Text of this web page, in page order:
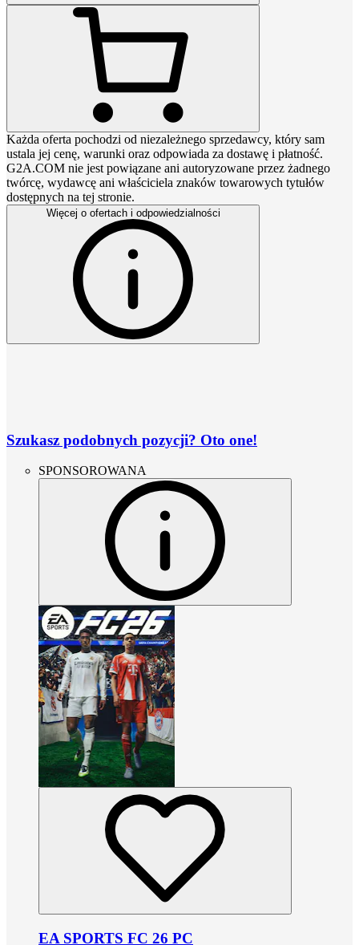
Każda oferta pochodzi od niezależnego sprzedawcy, który sam
ustala jej cenę, warunki oraz odpowiada za dostawę i płatność.
G2A.COM nie jest powiązane ani autoryzowane przez żadnego
twórcę, wydawcę ani właściciela znaków towarowych tytułów
dostępnych na tej stronie.
Więcej o ofertach i odpowiedzialności
Szukasz podobnych pozycji? Oto one!
SPONSOROWANA
EA SPORTS FC 26 PC